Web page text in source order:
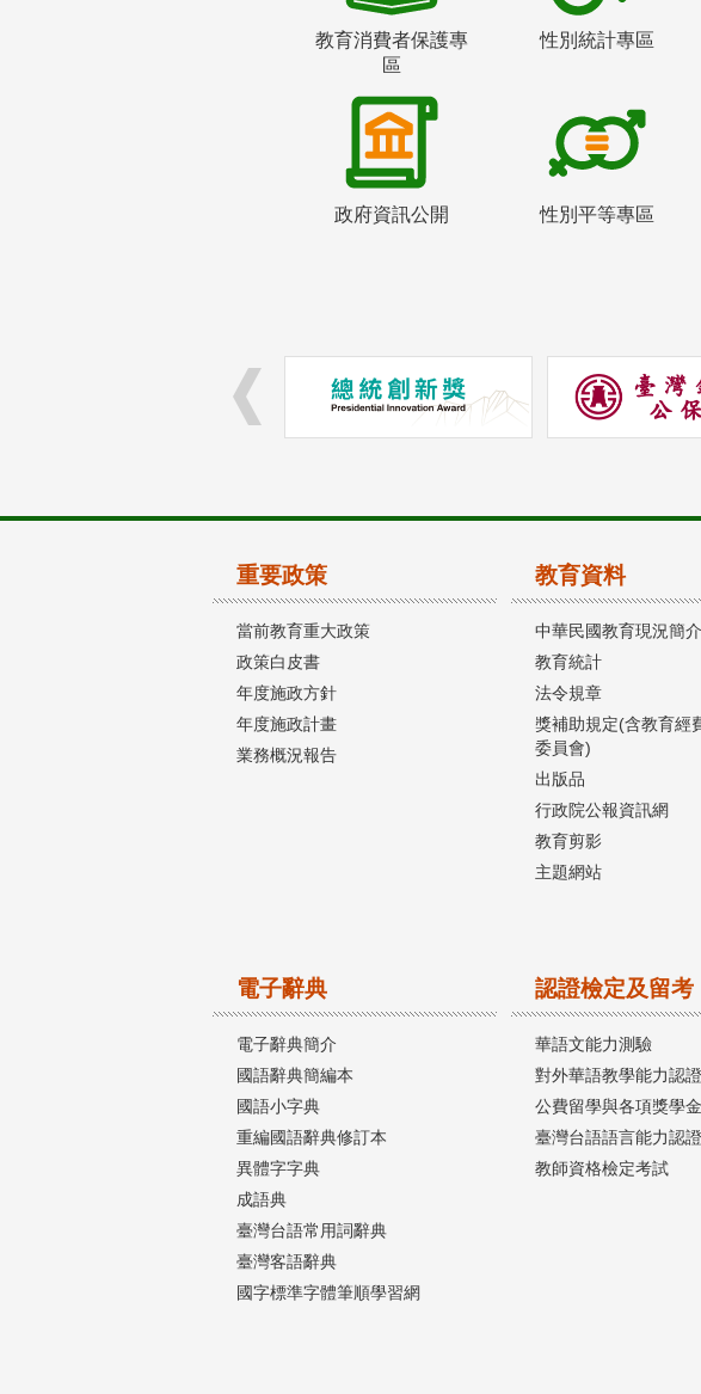
教育消費者保護專
區
性別統計專區
政府資訊公開 性別平等專區
重要政策
當前教育重大政策
政策白皮書
年度施政方針
年度施政計畫
業務概況報告
教育資料
中華民國教育現況簡介
教育統計
法令規章
獎補助規定(含教育經
委員會)
出版品
行政院公報資訊網
教育剪影
主題網站
電子辭典
電子辭典簡介
國語辭典簡編本
國語小字典
重編國語辭典修訂本
異體字字典
成語典
臺灣台語常用詞辭典
臺灣客語辭典
國字標準字體筆順學習網
認證檢定及留考
華語文能力測驗
對外華語教學能力認證
公費留學與各項獎學金
臺灣台語語言能力認證
教師資格檢定考試